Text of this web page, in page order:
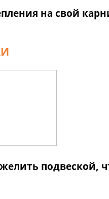
на свой
подвеской,